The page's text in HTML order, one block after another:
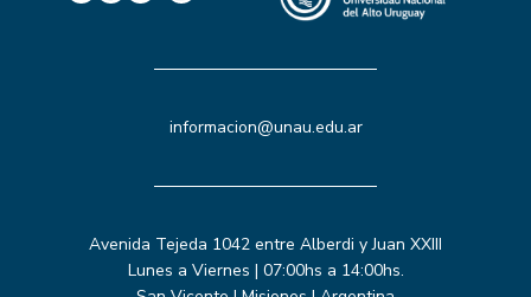
informacion@unau.edu.ar
Avenida Tejeda 1042 entre Alberdi y Juan XXIII
Lunes a Viernes | 07:00hs a 14:00hs.